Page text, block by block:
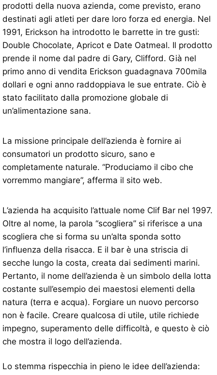
prodotti della nuova azienda, come previsto, erano
destinati agli atleti per dare loro forza ed energia. Nel
1991, Erickson ha introdotto le barrette in tre gusti:
Double Chocolate, Apricot e Date Oatmeal. Il prodotto
prende il nome dal padre di Gary, Clifford. Già nel
primo anno di vendita Erickson guadagnava 700mila
dollari e ogni anno raddoppiava le sue entrate. Ciò è
stato facilitato dalla promozione globale di
un’alimentazione sana.
La missione principale dell’azienda è fornire ai
consumatori un prodotto sicuro, sano e
completamente naturale. “Produciamo il cibo che
vorremmo mangiare”, afferma il sito web.
L’azienda ha acquisito l’attuale nome Clif Bar nel 1997.
Oltre al nome, la parola “scogliera” si riferisce a una
scogliera che si forma su un’alta sponda sotto
l’influenza della risacca. E il bar è una striscia di
secche lungo la costa, creata dai sedimenti marini.
Pertanto, il nome dell’azienda è un simbolo della lotta
costante sull’esempio dei maestosi elementi della
natura (terra e acqua). Forgiare un nuovo percorso
non è facile. Creare qualcosa di utile, utile richiede
impegno, superamento delle difficoltà, e questo è ciò
che mostra il logo dell’azienda.
Lo stemma rispecchia in pieno le idee dell’azienda: